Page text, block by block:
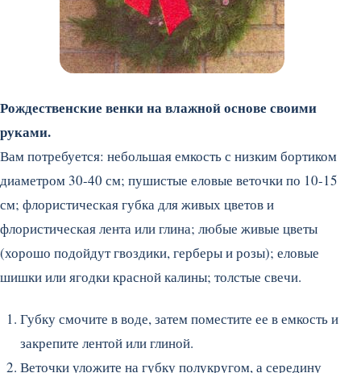
Рождественские венки на влажной основе своими
руками.
Вам потребуется: небольшая емкость с низким бортиком
диаметром 30-40 см; пушистые еловые веточки по 10-15
см; флористическая губка для живых цветов и
флористическая лента или глина; любые живые цветы
(хорошо подойдут гвоздики, герберы и розы); еловые
шишки или ягодки красной калины; толстые свечи.
Губку смочите в воде, затем поместите ее в емкость и
закрепите лентой или глиной.
Веточки уложите на губку полукругом, а середину